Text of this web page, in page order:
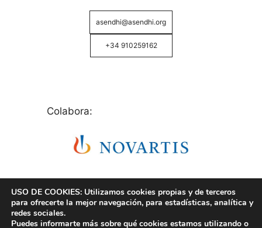
asendhi@asendhi.org
+34 910259162
Colabora:
USO DE COOKIES: Utilizamos cookies propias y de terceros
para ofrecerte la mejor navegación, para estadísticas, analítica y
redes sociales.
Puedes informarte más sobre qué cookies estamos utilizando o